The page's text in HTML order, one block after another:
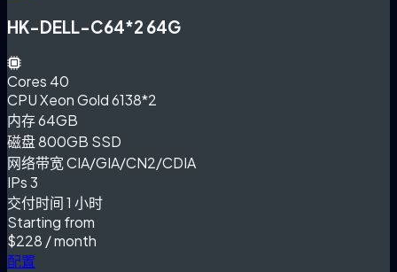
HK-DELL-C64*2 64G
Cores 40
CPUXeon Gold 6138*2
内存64GB
磁盘800GB SSD
网络带宽CIA/GIA/CN2/CDIA
IPs3
交付时间1 小时
Starting from
$228 / month
配置